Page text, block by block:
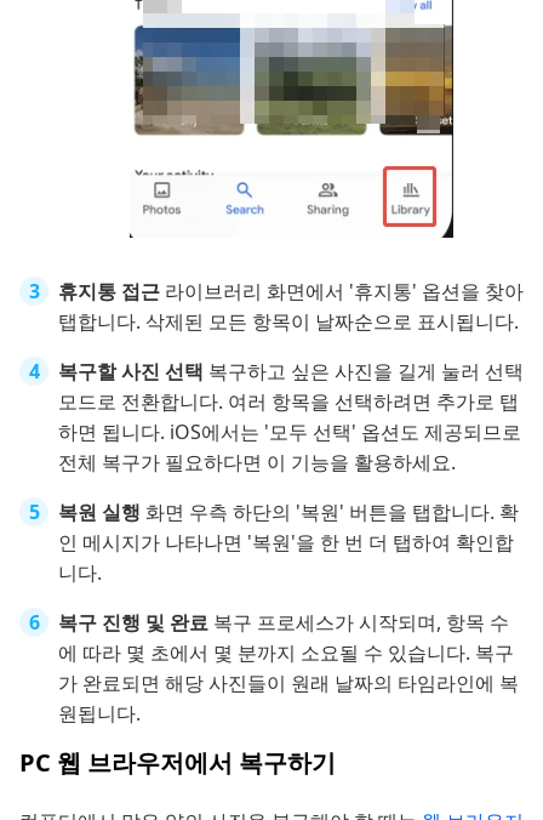
휴지통 접근 라이브러리 화면에서 '휴지통' 옵션을 찾아
탭합니다. 삭제된 모든 항목이 날짜순으로 표시됩니다.
복구할 사진 선택 복구하고 싶은 사진을 길게 눌러 선택
모드로 전환합니다. 여러 항목을 선택하려면 추가로 탭
하면 됩니다. iOS에서는 '모두 선택' 옵션도 제공되므로
전체 복구가 필요하다면 이 기능을 활용하세요.
복원 실행 화면 우측 하단의 '복원' 버튼을 탭합니다. 확
인 메시지가 나타나면 '복원'을 한 번 더 탭하여 확인합
니다.
복구 진행 및 완료 복구 프로세스가 시작되며, 항목 수
에 따라 몇 초에서 몇 분까지 소요될 수 있습니다. 복구
가 완료되면 해당 사진들이 원래 날짜의 타임라인에 복
원됩니다.
PC 웹 브라우저에서 복구하기